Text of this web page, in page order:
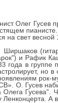
Олег Гусев
на свет
и Рафик
года в
но
рок-
О. Гусев
Олега
Ленконцерта. А